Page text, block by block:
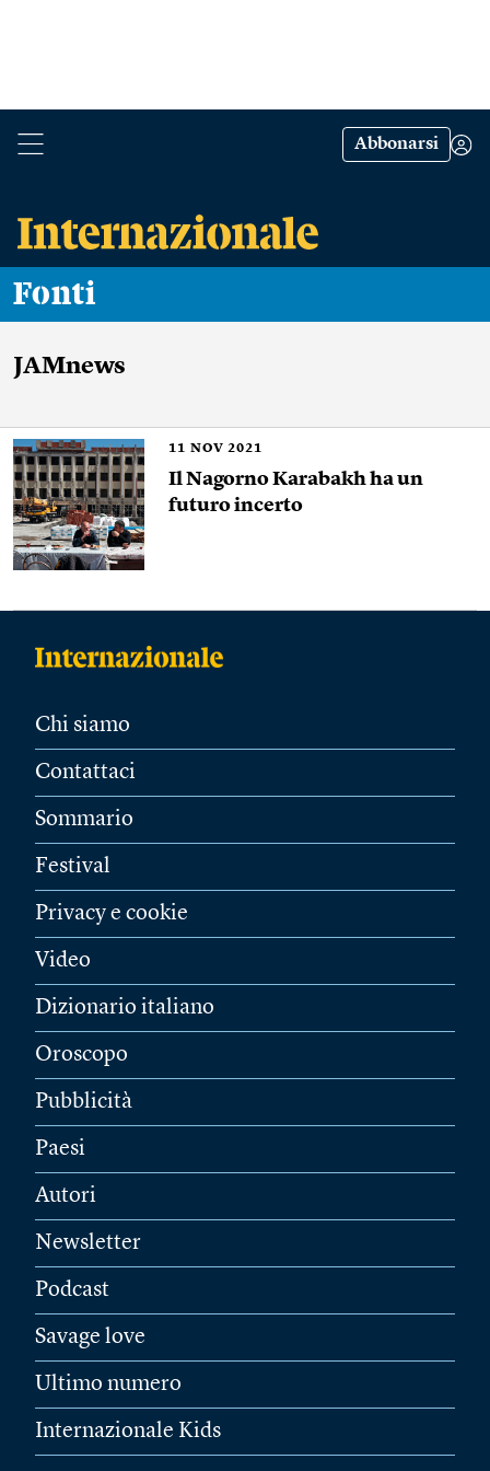
Abbonarsi
Fonti
JAMnews
11 NOV 2021
Il Nagorno Karabakh ha un
futuro incerto
Chi siamo
Contattaci
Sommario
Festival
Privacy e cookie
Video
Dizionario italiano
Oroscopo
Pubblicità
Paesi
Autori
Newsletter
Podcast
Savage love
Ultimo numero
Internazionale Kids